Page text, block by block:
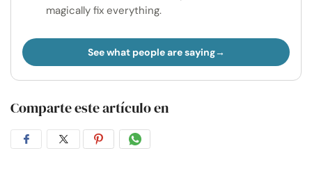
magically fix everything.
See what people are saying
Comparte este artículo en
CompartirCompartirCompartirCompartir